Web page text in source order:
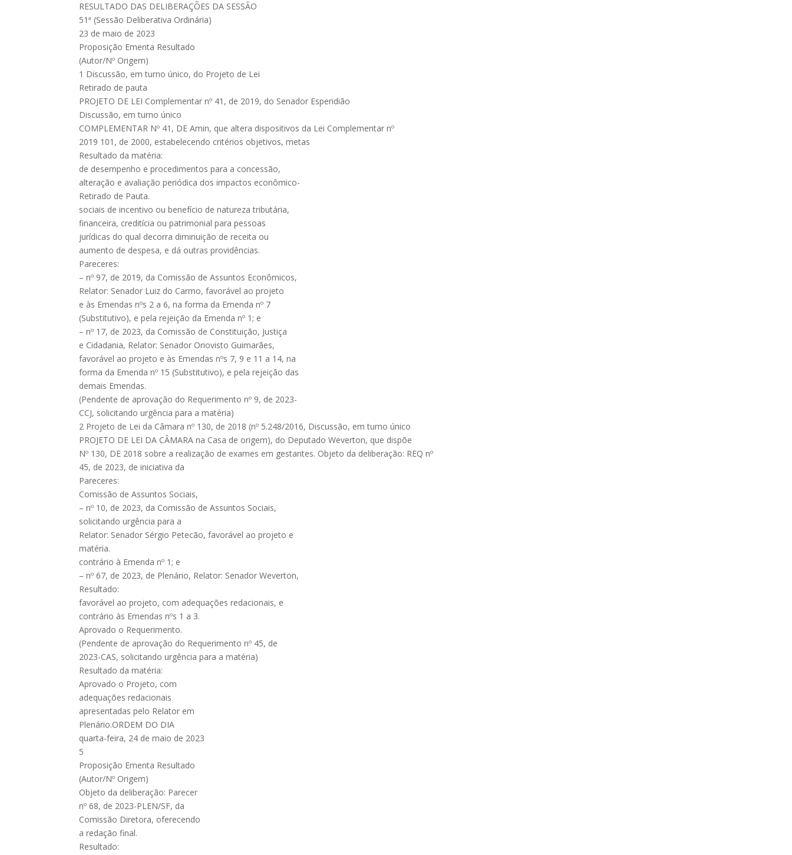
RESULTADO DAS DELIBERAÇÕES DA SESSÃO
51ª (Sessão Deliberativa Ordinária)
23 de maio de 2023
Proposição Ementa Resultado
(Autor/Nº Origem)
1 Discussão, em turno único, do Projeto de Lei
Retirado de pauta
PROJETO DE LEI Complementar nº 41, de 2019, do Senador Esperidião
Discussão, em turno único
COMPLEMENTAR Nº 41, DE Amin, que altera dispositivos da Lei Complementar nº
2019 101, de 2000, estabelecendo critérios objetivos, metas
Resultado da matéria:
de desempenho e procedimentos para a concessão,
alteração e avaliação periódica dos impactos econômico-
Retirado de Pauta.
sociais de incentivo ou benefício de natureza tributária,
financeira, creditícia ou patrimonial para pessoas
jurídicas do qual decorra diminuição de receita ou
aumento de despesa, e dá outras providências.
Pareceres:
– nº 97, de 2019, da Comissão de Assuntos Econômicos,
Relator: Senador Luiz do Carmo, favorável ao projeto
e às Emendas nºs 2 a 6, na forma da Emenda nº 7
(Substitutivo), e pela rejeição da Emenda nº 1; e
– nº 17, de 2023, da Comissão de Constituição, Justiça
e Cidadania, Relator: Senador Oriovisto Guimarães,
favorável ao projeto e às Emendas nºs 7, 9 e 11 a 14, na
forma da Emenda nº 15 (Substitutivo), e pela rejeição das
demais Emendas.
(Pendente de aprovação do Requerimento nº 9, de 2023-
CCJ, solicitando urgência para a matéria)
2 Projeto de Lei da Câmara nº 130, de 2018 (nº 5.248/2016, Discussão, em turno único
PROJETO DE LEI DA CÂMARA na Casa de origem), do Deputado Weverton, que dispõe
Nº 130, DE 2018 sobre a realização de exames em gestantes. Objeto da deliberação: REQ nº
45, de 2023, de iniciativa da
Pareceres:
Comissão de Assuntos Sociais,
– nº 10, de 2023, da Comissão de Assuntos Sociais,
solicitando urgência para a
Relator: Senador Sérgio Petecão, favorável ao projeto e
matéria.
contrário à Emenda nº 1; e
– nº 67, de 2023, de Plenário, Relator: Senador Weverton,
Resultado:
favorável ao projeto, com adequações redacionais, e
contrário às Emendas nºs 1 a 3.
Aprovado o Requerimento.
(Pendente de aprovação do Requerimento nº 45, de
2023-CAS, solicitando urgência para a matéria)
Resultado da matéria:
Aprovado o Projeto, com
adequações redacionais
apresentadas pelo Relator em
Plenário.ORDEM DO DIA
quarta-feira, 24 de maio de 2023
5
Proposição Ementa Resultado
(Autor/Nº Origem)
Objeto da deliberação: Parecer
nº 68, de 2023-PLEN/SF, da
Comissão Diretora, oferecendo
a redação final.
Resultado: